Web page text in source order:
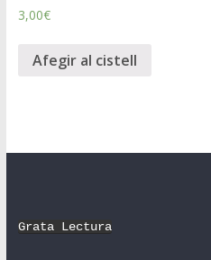
3,00€
Afegir al cistell
Grata Lectura